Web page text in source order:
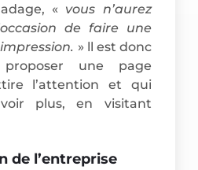
« vous n’aurez
de faire une
» ll est donc
une page
l’attention et qui
plus, en visitant
de l’entreprise